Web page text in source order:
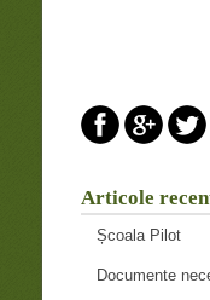
Articole
Școala Pilot
Documente